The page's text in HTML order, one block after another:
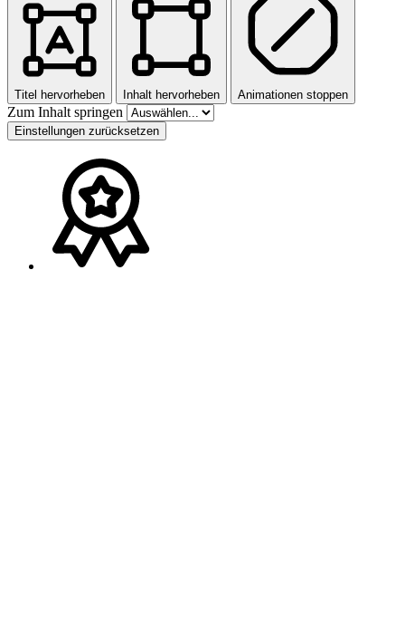
Titel hervorheben Inhalt hervorheben Animationen stoppen
Zum Inhalt springen
Einstellungen zurücksetzen